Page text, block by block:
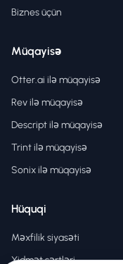
Biznes üçün
Müqayisə
Otter.ai ilə müqayisə
Rev ilə müqayisə
Descript ilə müqayisə
Trint ilə müqayisə
Sonix ilə müqayisə
Hüquqi
Məxfilik siyasəti
Xidmət şərtləri